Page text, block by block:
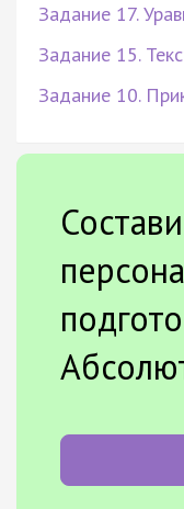
Задание 17.
Задание 15.
Задание 10.